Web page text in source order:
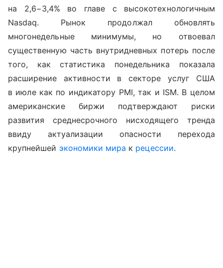
на 2,6−3,4% во главе с высокотехнологичным
Nasdaq. Рынок продолжал обновлять
многонедельные минимумы, но отвоевал
существенную часть внутридневных потерь после
того, как статистика понедельника показала
расширение активности в секторе услуг США
в июле как по индикатору PMI, так и ISM. В целом
американские биржи подтверждают риски
развития среднесрочного нисходящего тренда
ввиду актуализации опасности перехода
крупнейшей экономики мира к рецессии.